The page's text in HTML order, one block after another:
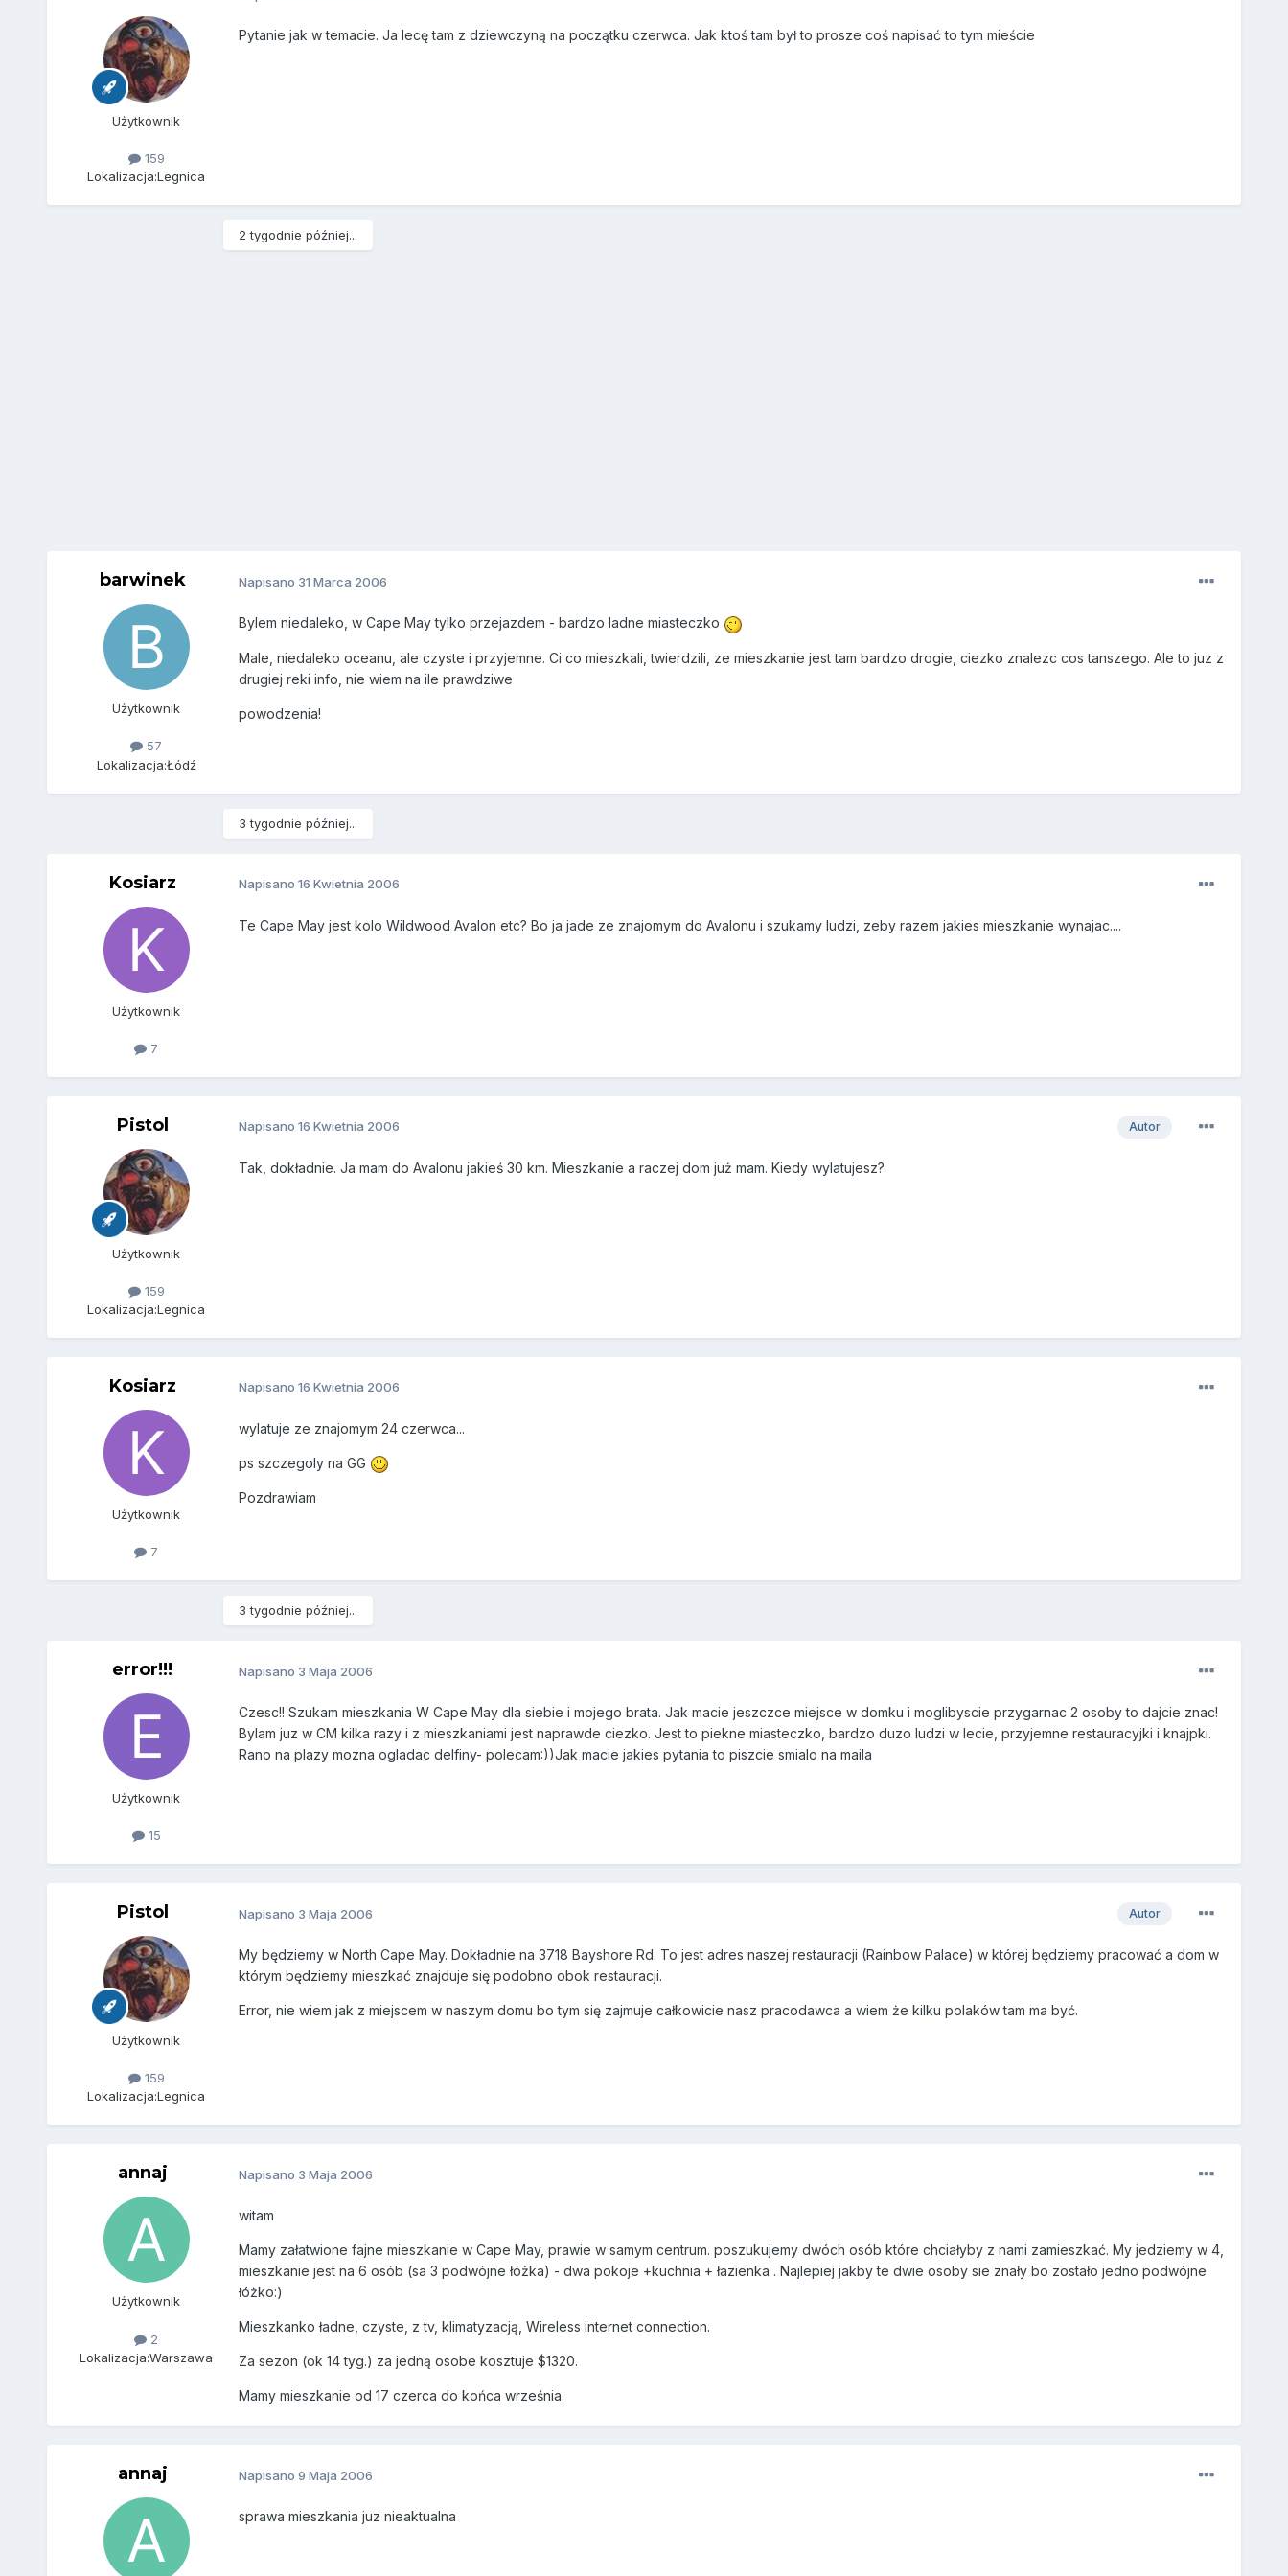
Użytkownik
159
Lokalizacja:Legnica
Pytanie jak w temacie. Ja lecę tam z dziewczyną na początku czerwca. Jak ktoś tam był to prosze coś napisać to tym mieście
2 tygodnie później...
barwinek
Użytkownik
57
Lokalizacja:Łódź
Napisano 31 Marca 2006
Bylem niedaleko, w Cape May tylko przejazdem - bardzo ladne miasteczko
Male, niedaleko oceanu, ale czyste i przyjemne. Ci co mieszkali, twierdzili, ze mieszkanie jest tam bardzo drogie, ciezko znalezc cos tanszego. Ale to juz z
drugiej reki info, nie wiem na ile prawdziwe
powodzenia!
3 tygodnie później...
Kosiarz
Użytkownik
7
Napisano 16 Kwietnia 2006
Te Cape May jest kolo Wildwood Avalon etc? Bo ja jade ze znajomym do Avalonu i szukamy ludzi, zeby razem jakies mieszkanie wynajac....
Pistol
Użytkownik
159
Lokalizacja:Legnica
Autor
Napisano 16 Kwietnia 2006
Tak, dokładnie. Ja mam do Avalonu jakieś 30 km. Mieszkanie a raczej dom już mam. Kiedy wylatujesz?
Kosiarz
Użytkownik
7
Napisano 16 Kwietnia 2006
wylatuje ze znajomym 24 czerwca...
ps szczegoly na GG
Pozdrawiam
3 tygodnie później...
error!!!
Użytkownik
15
Napisano 3 Maja 2006
Czesc!! Szukam mieszkania W Cape May dla siebie i mojego brata. Jak macie jeszczce miejsce w domku i moglibyscie przygarnac 2 osoby to dajcie znac!
Bylam juz w CM kilka razy i z mieszkaniami jest naprawde ciezko. Jest to piekne miasteczko, bardzo duzo ludzi w lecie, przyjemne restauracyjki i knajpki.
Rano na plazy mozna ogladac delfiny- polecam:))Jak macie jakies pytania to piszcie smialo na maila
Pistol
Użytkownik
159
Lokalizacja:Legnica
Autor
Napisano 3 Maja 2006
My będziemy w North Cape May. Dokładnie na 3718 Bayshore Rd. To jest adres naszej restauracji (Rainbow Palace) w której będziemy pracować a dom w
którym będziemy mieszkać znajduje się podobno obok restauracji.
Error, nie wiem jak z miejscem w naszym domu bo tym się zajmuje całkowicie nasz pracodawca a wiem że kilku polaków tam ma być.
annaj
Użytkownik
2
Lokalizacja:Warszawa
Napisano 3 Maja 2006
witam
Mamy załatwione fajne mieszkanie w Cape May, prawie w samym centrum. poszukujemy dwóch osób które chciałyby z nami zamieszkać. My jedziemy w 4,
mieszkanie jest na 6 osób (sa 3 podwójne łóżka) - dwa pokoje +kuchnia + łazienka . Najlepiej jakby te dwie osoby sie znały bo zostało jedno podwójne
łóżko:)
Mieszkanko ładne, czyste, z tv, klimatyzacją, Wireless internet connection.
Za sezon (ok 14 tyg.) za jedną osobe kosztuje $1320.
Mamy mieszkanie od 17 czerca do końca września.
annaj Napisano 9 Maja 2006
sprawa mieszkania juz nieaktualna